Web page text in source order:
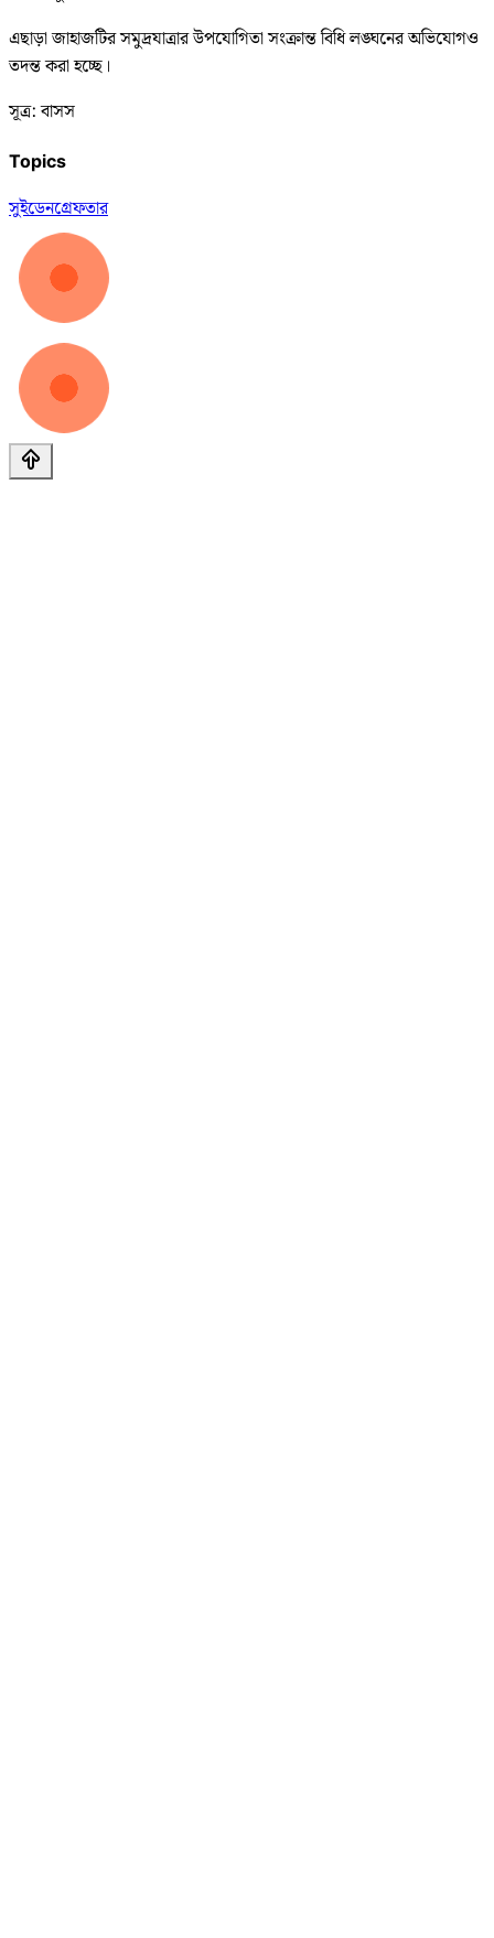
এছাড়া জাহাজটির সমুদ্রযাত্রার উপযোগিতা সংক্রান্ত বিধি লঙ্ঘনের অভিযোগও
তদন্ত করা হচ্ছে।
সূত্র: বাসস
Topics
সুইডেনগ্রেফতার